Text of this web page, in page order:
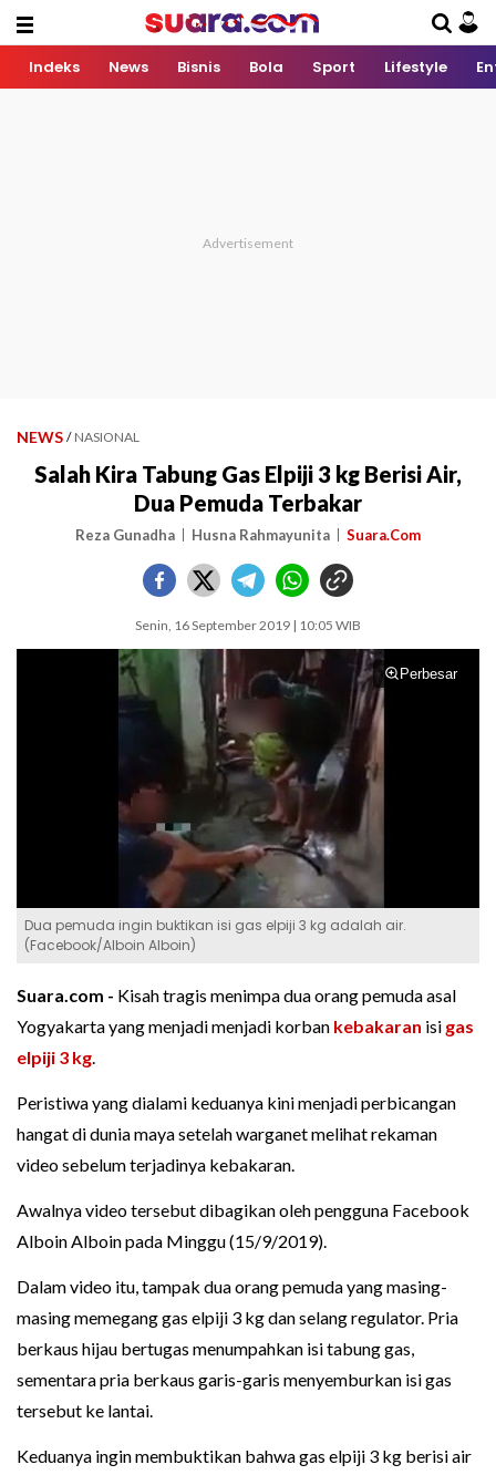
Indeks News Bisnis Bola Sport Lifestyle
NEWS / NASIONAL
Salah Kira Tabung Gas Elpiji 3 kg Berisi Air,
Dua Pemuda Terbakar
Reza Gunadha Husna Rahmayunita Suara.Com
Senin, 16 September 2019 | 10:05 WIB
Perbesar
Dua pemuda ingin buktikan isi gas elpiji 3 kg adalah air.
(Facebook/Alboin Alboin)
Suara.com - Kisah tragis menimpa dua orang pemuda asal
Yogyakarta yang menjadi menjadi korban kebakaran isi gas
elpiji 3 kg.
Peristiwa yang dialami keduanya kini menjadi perbicangan
hangat di dunia maya setelah warganet melihat rekaman
video sebelum terjadinya kebakaran.
Awalnya video tersebut dibagikan oleh pengguna Facebook
Alboin Alboin pada Minggu (15/9/2019).
Dalam video itu, tampak dua orang pemuda yang masing-
masing memegang gas elpiji 3 kg dan selang regulator. Pria
berkaus hijau bertugas menumpahkan isi tabung gas,
sementara pria berkaus garis-garis menyemburkan isi gas
tersebut ke lantai.
Keduanya ingin membuktikan bahwa gas elpiji 3 kg berisi air